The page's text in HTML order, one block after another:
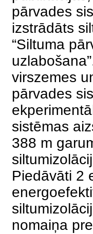
pārvades
izstrādāts
“Siltuma
virszemes
pārvades
sistēmas
388 m
Piedāvāti 2
nomaiņa